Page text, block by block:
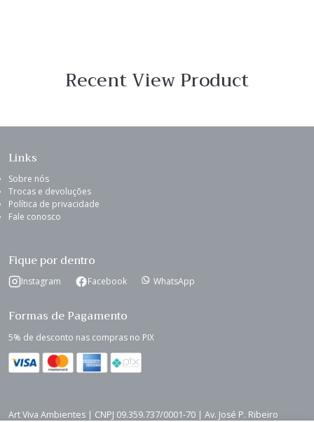
Recent View Product
Links
Sobre nós
Trocas e devoluções
Política de privacidade
Fale conosco
Fique por dentro
Instagram Facebook WhatsApp
Formas de Pagamento
5% de desconto nas compras no PIX
Art Viva Ambientes | CNPJ 09.359.737/0001-70 | Av. José P. Ribeiro